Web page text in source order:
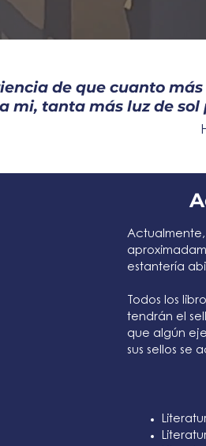
de que cuanto
mi, tanta más luz de sol
estantería
Todos los
tendrán el
que algún
sus sellos se